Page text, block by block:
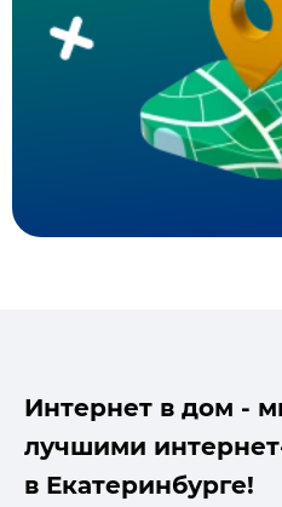
Интернет в дом -
лучшими
в Екатеринбурге!